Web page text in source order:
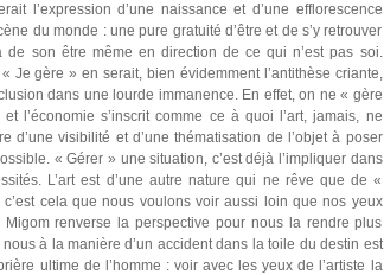
l’expression d’une naissance et d’une efflorescence
du monde : une pure gratuité d’être et de s’y retrouver
son être même en direction de ce qui n’est pas soi.
Je gère » en serait, bien évidemment l’antithèse criante,
dans une lourde immanence. En effet, on ne « gère
l’économie s’inscrit comme ce à quoi l’art, jamais, ne
d’une visibilité et d’une thématisation de l’objet à poser
« Gérer » une situation, c’est déjà l’impliquer dans
L’art est d’une autre nature qui ne rêve que de «
cela que nous voulons voir aussi loin que nos yeux
renverse la perspective pour nous la rendre plus
à la manière d’un accident dans la toile du destin est
ultime de l’homme : voir avec les yeux de l’artiste la